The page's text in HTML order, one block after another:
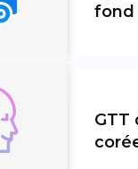
fond
GTT